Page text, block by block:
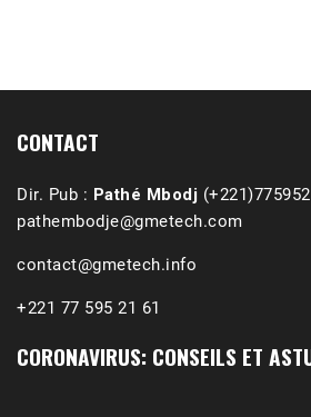
1988-1989 :  La polémique de
CONTACT
Dir. Pub : Pathé Mbodj
pathembodje@gmetech.com
contact@gmetech.info
+221 77 595 21 61
CORONAVIRUS: CONSEILS ET